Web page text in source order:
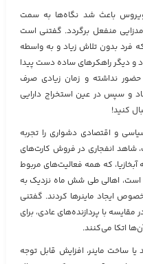
باعث شد نگاه‌ها به سمت
منفعل برگردد. گفتنی است
فرد بدون تلاش زیاد و به واسطه
و دیگر راهکرهای ساده دست پیدا
حضور نداشته و زمان زیادی صرف
و سپس در عین استخراج دارایی
و اقتصادی دشواری را تجربه
شاهد انفجاری در فروش کارت‌های
که همه فعالیت‌های مربوط
ممنوع اعلام شده است، اهالی طی شش ماه نزدیک به
ایجاد ماینرها کردند. گفتنی
با پردازنده‌های عادی، برای
اتکا می‌کنند.
یا ساخت ماینر، افزایش قابل توجه